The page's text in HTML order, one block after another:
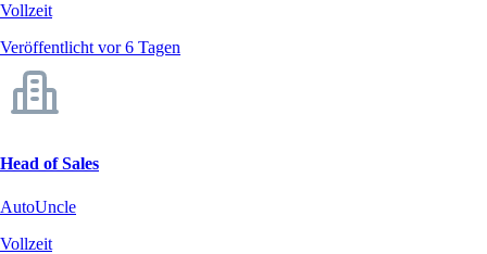
Vollzeit
Veröffentlicht vor 6 Tagen
Head of Sales
AutoUncle
Vollzeit